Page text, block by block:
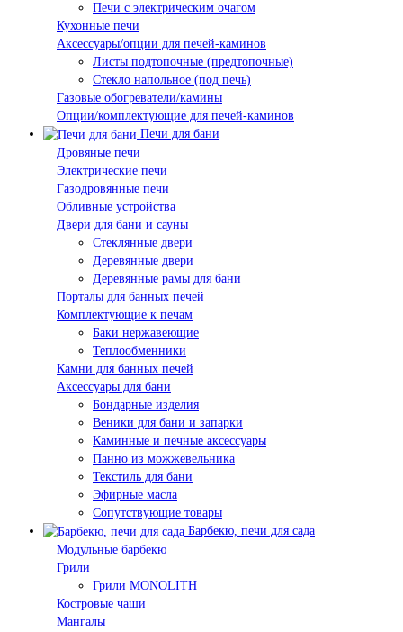
Печи с электрическим очагом
Кухонные печи
Аксессуары/опции для печей-каминов
Листы подтопочные (предтопочные)
Стекло напольное (под печь)
Газовые обогреватели/камины
Опции/комплектующие для печей-каминов
Печи для бани
Дровяные печи
Электрические печи
Газодровянные печи
Обливные устройства
Двери для бани и сауны
Стеклянные двери
Деревянные двери
Деревянные рамы для бани
Порталы для банных печей
Комплектующие к печам
Баки нержавеющие
Теплообменники
Камни для банных печей
Аксессуары для бани
Бондарные изделия
Веники для бани и запарки
Каминные и печные аксессуары
Панно из можжевельника
Текстиль для бани
Эфирные масла
Сопутствующие товары
Барбекю, печи для сада
Модульные барбекю
Грили
Грили MONOLITH
Костровые чаши
Мангалы